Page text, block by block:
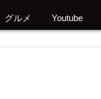
グルメ Youtube